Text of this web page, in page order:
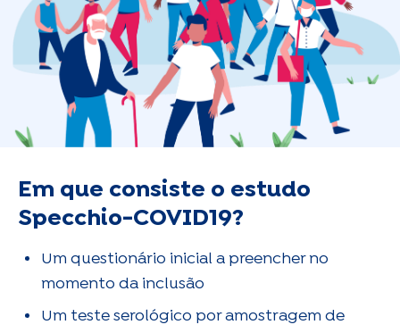
Em que consiste o estudo
Specchio-COVID19?
Um questionário inicial a preencher no
momento da inclusão
Um teste serológico por amostragem de